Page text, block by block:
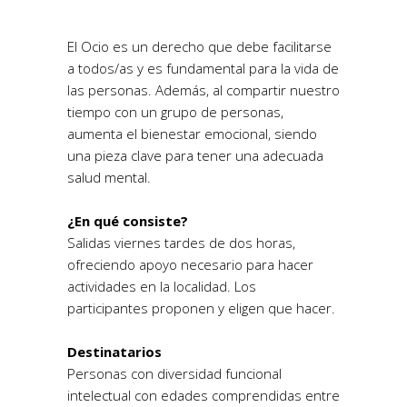
El Ocio es un derecho que debe facilitarse
a todos/as y es fundamental para la vida de
las personas. Además, al compartir nuestro
tiempo con un grupo de personas,
aumenta el bienestar emocional, siendo
una pieza clave para tener una adecuada
salud mental.
¿En qué consiste?
Salidas viernes tardes de dos horas,
ofreciendo apoyo necesario para hacer
actividades en la localidad. Los
participantes proponen y eligen que hacer.
Destinatarios
Personas con diversidad funcional
intelectual con edades comprendidas entre